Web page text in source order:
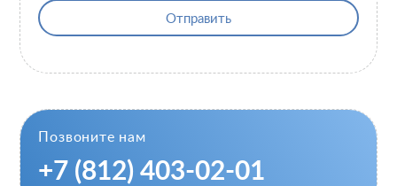
О клинике Лицензии и сертификаты
Новости и СМИ Cтатьи и публикации
Отзывы
Медицинский туризм Юр. информация
Отправить
Позвоните нам
+7 (812) 403-02-01